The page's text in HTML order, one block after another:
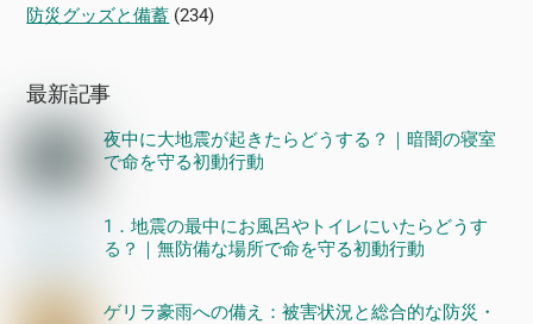
防災グッズと備蓄 (234)
最新記事
夜中に大地震が起きたらどうする？｜暗闇の寝室
で命を守る初動行動
1．地震の最中にお風呂やトイレにいたらどうす
る？｜無防備な場所で命を守る初動行動
ゲリラ豪雨への備え：被害状況と総合的な防災・